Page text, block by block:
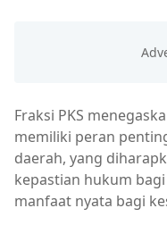
Fraksi PKS
memiliki peran
daerah, yang
kepastian hukum
manfaat nyata bagi